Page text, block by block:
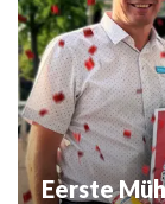
Eerste